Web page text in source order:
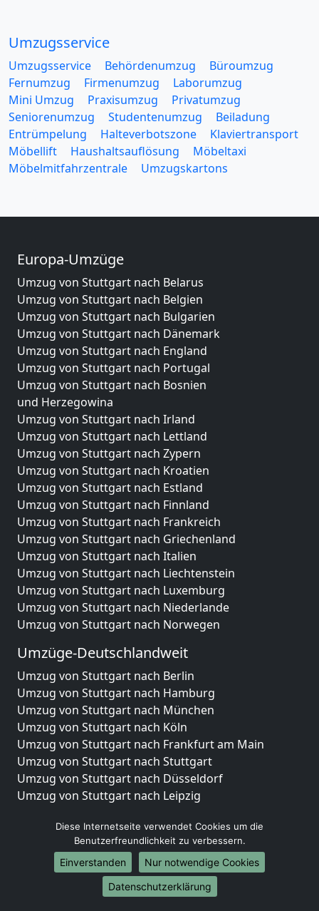
Umzugsservice
Umzugsservice Behördenumzug
Büroumzug
Fernumzug
Firmenumzug
Laborumzug
Mini Umzug
Praxisumzug
Privatumzug
Seniorenumzug
Studentenumzug
Beiladung
Entrümpelung
Halteverbotszone
Klaviertransport
Möbellift
Haushaltsauflösung
Möbeltaxi
Möbelmitfahrzentrale
Umzugskartons
Europa-Umzüge
Umzug von Stuttgart nach Belarus
Umzug von Stuttgart nach Belgien
Umzug von Stuttgart nach Bulgarien
Umzug von Stuttgart nach Dänemark
Umzug von Stuttgart nach England
Umzug von Stuttgart nach Portugal
Umzug von Stuttgart nach Bosnien
und Herzegowina
Umzug von Stuttgart nach Irland
Umzug von Stuttgart nach Lettland
Umzug von Stuttgart nach Zypern
Umzug von Stuttgart nach Kroatien
Umzug von Stuttgart nach Estland
Umzug von Stuttgart nach Finnland
Umzug von Stuttgart nach Frankreich
Umzug von Stuttgart nach Griechenland
Umzug von Stuttgart nach Italien
Umzug von Stuttgart nach Liechtenstein
Umzug von Stuttgart nach Luxemburg
Umzug von Stuttgart nach Niederlande
Umzug von Stuttgart nach Norwegen
Umzüge-Deutschlandweit
Umzug von Stuttgart nach Berlin
Umzug von Stuttgart nach Hamburg
Umzug von Stuttgart nach München
Umzug von Stuttgart nach Köln
Umzug von Stuttgart nach Frankfurt am Main
Umzug von Stuttgart nach Stuttgart
Umzug von Stuttgart nach Düsseldorf
Umzug von Stuttgart nach Leipzig
Umzug von Stuttgart nach Essen
Umzug von Stuttgart nach Bremen
Umzug von Stuttgart nach Dresden
Umzug von Stuttgart nach Hannover
Umzug von Stuttgart nach Nürnberg
Diese Internetseite verwendet Cookies um die
Benutzerfreundlichkeit zu verbessern.
Einverstanden
Nur notwendige Cookies
Datenschutzerklärung